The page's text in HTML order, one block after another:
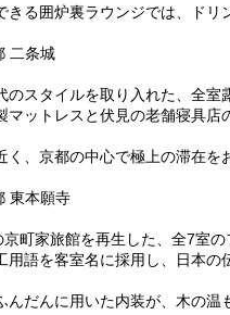
きる囲炉裏ラウンジでは、ドリ
二条城
のスタイルを取り入れた、全
マットレスと伏見の老舗寝具
く、京都の中心で極上の滞在を
東本願寺
町家旅館を再生した、全7室
用語を客室名に採用し、日本の
んだんに用いた内装が、木の温